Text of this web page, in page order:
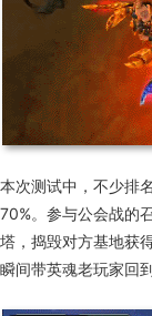
本次测试中，不少排
70%。参与公会战的
塔，捣毁对方基地获
瞬间带英魂老玩家回